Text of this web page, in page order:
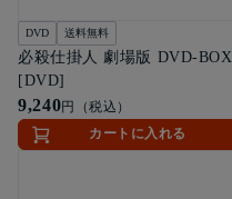
DVD 送料無料
必殺仕掛人 劇場版 DVD-BOX
[DVD]
9,240円（税込）
カートに入れる